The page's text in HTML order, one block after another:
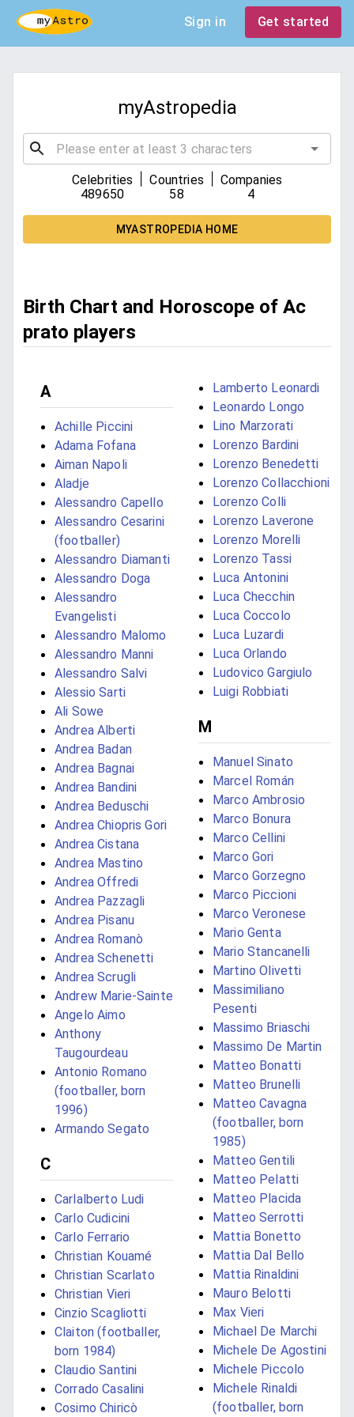
Sign in Get started
myAstropedia
Celebrities
489650
Countries
58
Companies
4
MYASTROPEDIA HOME
Birth Chart and Horoscope of Ac
prato players
A
Achille Piccini
Adama Fofana
Aiman Napoli
Aladje
Alessandro Capello
Alessandro Cesarini
(footballer)
Alessandro Diamanti
Alessandro Doga
Alessandro
Evangelisti
Alessandro Malomo
Alessandro Manni
Alessandro Salvi
Alessio Sarti
Ali Sowe
Andrea Alberti
Andrea Badan
Andrea Bagnai
Andrea Bandini
Andrea Beduschi
Andrea Chiopris Gori
Andrea Cistana
Andrea Mastino
Andrea Offredi
Andrea Pazzagli
Andrea Pisanu
Andrea Romanò
Andrea Schenetti
Andrea Scrugli
Andrew Marie-Sainte
Angelo Aimo
Anthony
Taugourdeau
Antonio Romano
(footballer, born
1996)
Armando Segato
C
Carlalberto Ludi
Carlo Cudicini
Carlo Ferrario
Christian Kouamé
Christian Scarlato
Christian Vieri
Cinzio Scagliotti
Claiton (footballer,
born 1984)
Claudio Santini
Corrado Casalini
Cosimo Chiricò
Lamberto Leonardi
Leonardo Longo
Lino Marzorati
Lorenzo Bardini
Lorenzo Benedetti
Lorenzo Collacchioni
Lorenzo Colli
Lorenzo Laverone
Lorenzo Morelli
Lorenzo Tassi
Luca Antonini
Luca Checchin
Luca Coccolo
Luca Luzardi
Luca Orlando
Ludovico Gargiulo
Luigi Robbiati
M
Manuel Sinato
Marcel Román
Marco Ambrosio
Marco Bonura
Marco Cellini
Marco Gori
Marco Gorzegno
Marco Piccioni
Marco Veronese
Mario Genta
Mario Stancanelli
Martino Olivetti
Massimiliano
Pesenti
Massimo Briaschi
Massimo De Martin
Matteo Bonatti
Matteo Brunelli
Matteo Cavagna
(footballer, born
1985)
Matteo Gentili
Matteo Pelatti
Matteo Placida
Matteo Serrotti
Mattia Bonetto
Mattia Dal Bello
Mattia Rinaldini
Mauro Belotti
Max Vieri
Michael De Marchi
Michele De Agostini
Michele Piccolo
Michele Rinaldi
(footballer, born